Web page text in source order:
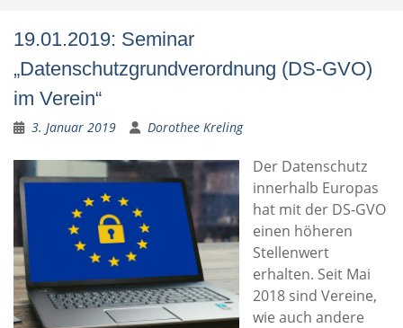
19.01.2019: Seminar
„Datenschutzgrundverordnung (DS-GVO)
im Verein“
3. Januar 2019 Dorothee Kreling
Der Datenschutz
innerhalb Europas
hat mit der DS-GVO
einen höheren
Stellenwert
erhalten. Seit Mai
2018 sind Vereine,
wie auch andere